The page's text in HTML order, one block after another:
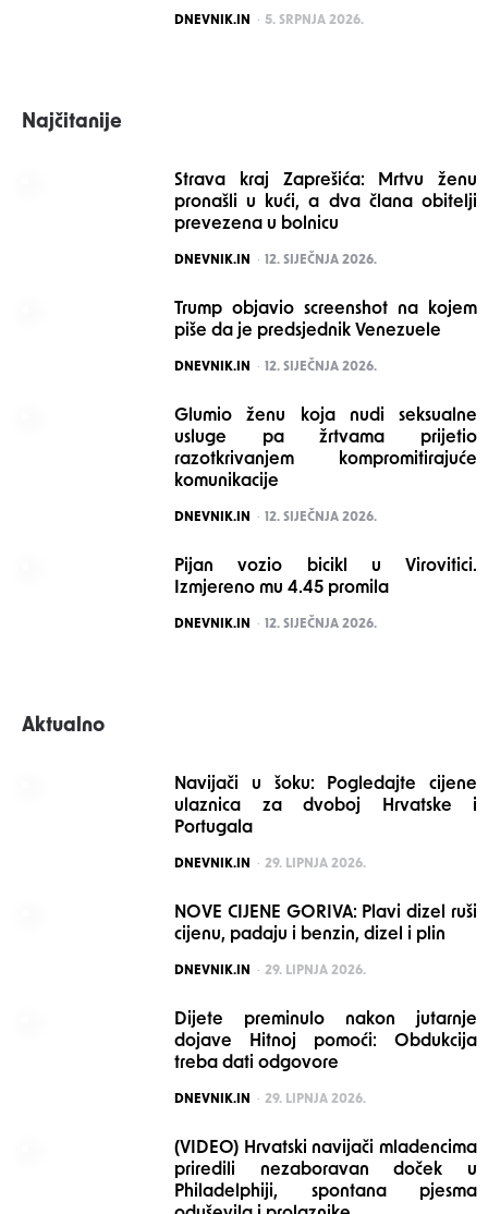
POSTED
DNEVNIK.IN 5. SRPNJA 2026.
Najčitanije
Strava kraj Zaprešića: Mrtvu ženu
pronašli u kući, a dva člana obitelji
prevezena u bolnicu
POSTED
DNEVNIK.IN 12. SIJEČNJA 2026.
Trump objavio screenshot na kojem
piše da je predsjednik Venezuele
POSTED
DNEVNIK.IN 12. SIJEČNJA 2026.
Glumio ženu koja nudi seksualne
usluge pa žrtvama prijetio
razotkrivanjem kompromitirajuće
komunikacije
POSTED
DNEVNIK.IN 12. SIJEČNJA 2026.
Pijan vozio bicikl u Virovitici.
Izmjereno mu 4.45 promila
POSTED
DNEVNIK.IN 12. SIJEČNJA 2026.
Aktualno
Navijači u šoku: Pogledajte cijene
ulaznica za dvoboj Hrvatske i
Portugala
POSTED
DNEVNIK.IN 29. LIPNJA 2026.
NOVE CIJENE GORIVA: Plavi dizel ruši
cijenu, padaju i benzin, dizel i plin
POSTED
DNEVNIK.IN 29. LIPNJA 2026.
Dijete preminulo nakon jutarnje
dojave Hitnoj pomoći: Obdukcija
treba dati odgovore
POSTED
DNEVNIK.IN 29. LIPNJA 2026.
(VIDEO) Hrvatski navijači mladencima
priredili nezaboravan doček u
Philadelphiji, spontana pjesma